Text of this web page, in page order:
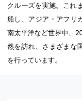
クルーズを実施。これ
船し、アジア・アフリ
南太平洋など世界中、
然を訪れ、さまざまな
を行っています。